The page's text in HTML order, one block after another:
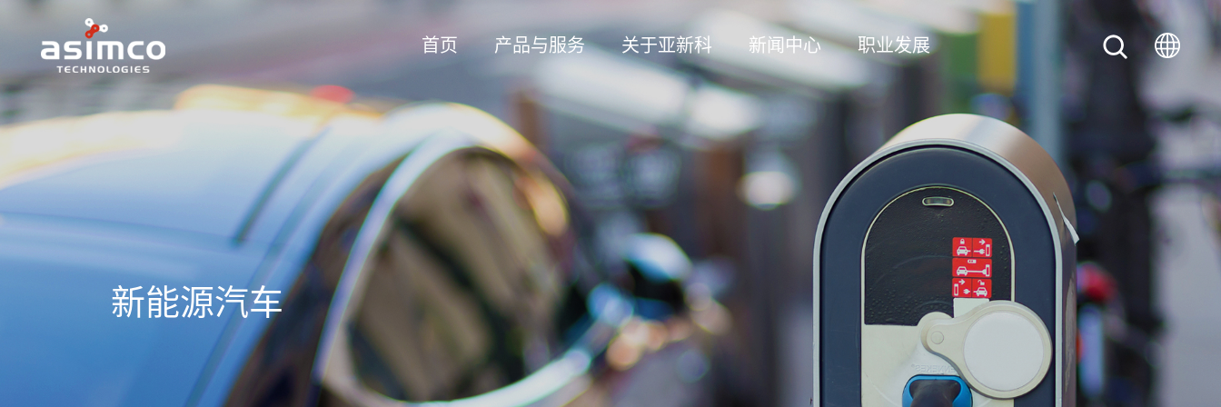
首页 产品与服务 关于亚新科 新闻中心 职业发展
新能源汽车